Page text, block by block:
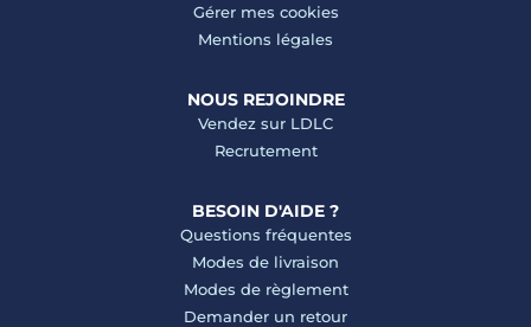
Gérer mes cookies
Mentions légales
NOUS REJOINDRE
Vendez sur LDLC
Recrutement
BESOIN D'AIDE ?
Questions fréquentes
Modes de livraison
Modes de règlement
Demander un retour